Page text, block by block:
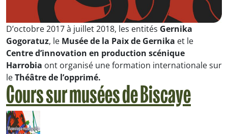
D’octobre 2017 à juillet 2018, les entités Gernika
Gogoratuz, le Musée de la Paix de Gernika et le
Centre d’innovation en production scénique
Harrobia ont organisé une formation internationale sur
leThéâtre de l’opprimé.
Cours sur musées de Biscaye